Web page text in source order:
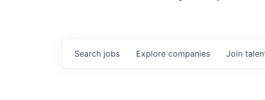
Search jobs Explore companies Join